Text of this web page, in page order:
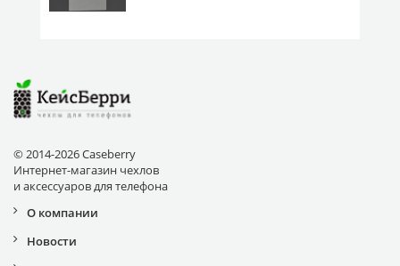
© 2014-2026 Caseberry
Интернет-магазин чехлов
и аксессуаров для телефона
О компании
Новости